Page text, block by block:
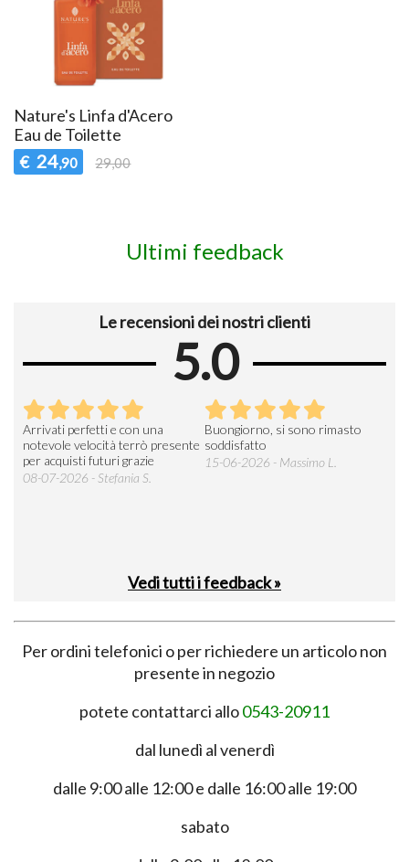
Nature's Linfa d'Acero
Eau de Toilette
€ 24,90 29,00
Ultimi feedback
Le recensioni dei nostri clienti
5.0
Arrivati perfetti e con una
notevole velocità terrò presente
per acquisti futuri grazie
08-07-2026 - Stefania S.
Buongiorno, si sono rimasto
soddisfatto
15-06-2026 - Massimo L.
Vedi tutti i feedback »
Per ordini telefonici o per richiedere un articolo non
presente in negozio
potete contattarci allo0543-20911
dal lunedì al venerdì
dalle 9:00 alle 12:00 e dalle 16:00 alle 19:00
sabato